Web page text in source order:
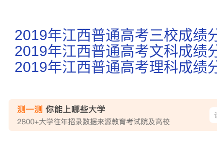
2019年江西普通高考三校成绩
2019年江西普通高考文科成绩
2019年江西普通高考理科成绩